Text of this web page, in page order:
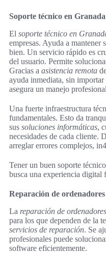
Soporte técnico en
El soporte técnico en
empresas. Ayuda a
bien. Un servicio rápido es
del usuario. Permite
Gracias a asistencia remota
ayuda inmediata, sin
asegura un manejo
Una fuerte infraestructura
fundamentales. Esto da
sus soluciones informáticas,
necesidades de cada cliente.
arreglar errores complejos,
Tener un buen soporte
busca una experiencia digital
Reparación de
La reparación de
para los que dependen de la
servicios de reparación. Se
profesionales puede
software eficientemente.